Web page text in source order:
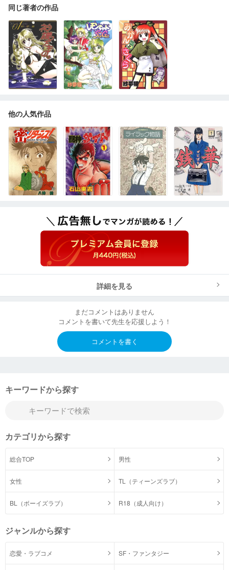
同じ著者の作品
他の人気作品
詳細を見る
まだコメントはありません
コメントを書いて先生を応援しよう！
コメントを書く
キーワードから探す
カテゴリから探す
総合TOP 男性
女性 TL（ティーンズラブ）
BL（ボーイズラブ） R18（成人向け）
ジャンルから探す
恋愛・ラブコメ SF・ファンタジー